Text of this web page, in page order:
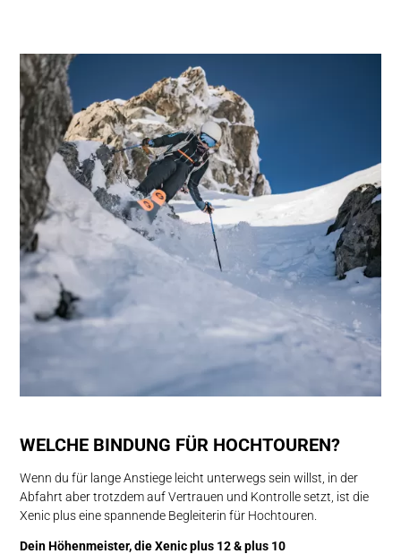
WELCHE BINDUNG FÜR HOCHTOUREN?
Wenn du für lange Anstiege leicht unterwegs sein willst, in der
Abfahrt aber trotzdem auf Vertrauen und Kontrolle setzt, ist die
Xenic plus eine spannende Begleiterin für Hochtouren.
Dein Höhen­meister, die Xenic ­plus 12 & plus 10